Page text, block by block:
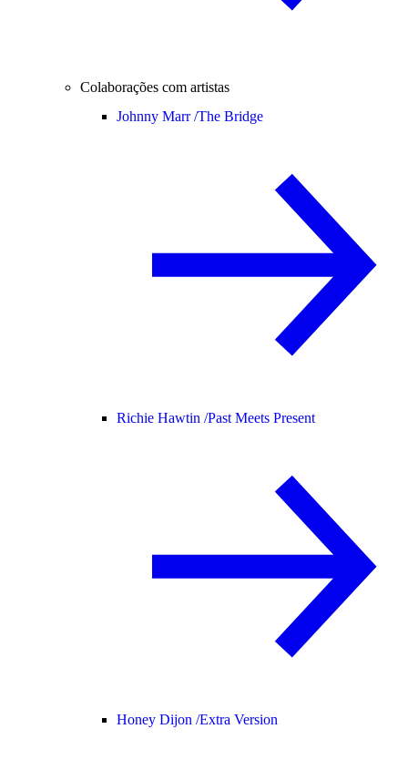
Colaborações com artistas
Johnny Marr /The Bridge
Richie Hawtin /Past Meets Present
Honey Dijon /Extra Version